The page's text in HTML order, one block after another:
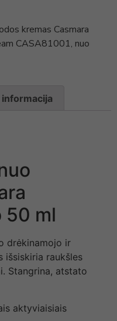
kremas Casmara
CASA81001, nuo
informacija
50 ml
drėkinamojo ir
išsiskiria raukšles
Stangrina, atstato
aktyviaisiais